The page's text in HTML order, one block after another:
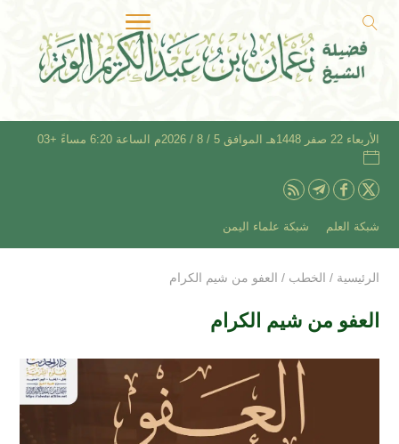
الأربعاء 22 صفر 1448هـ الموافق 5 / 8 / 2026م الساعة 6:20 مساءً +03
شبكة العلم شبكة علماء اليمن
الرئيسية / الخطب / العفو من شيم الكرام
العفو من شيم الكرام